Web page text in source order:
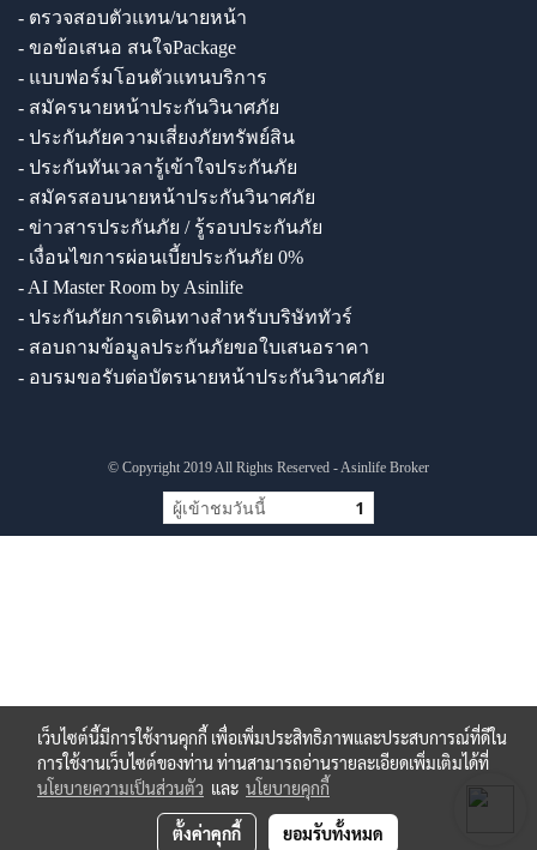
- ตรวจสอบตัวแทน/นายหน้า
- ขอข้อเสนอ สนใจPackage
- แบบฟอร์มโอนตัวแทนบริการ
- สมัครนายหน้าประกันวินาศภัย
- ประกันภัยความเสี่ยงภัยทรัพย์สิน
- ประกันทันเวลารู้เข้าใจประกันภัย
- สมัครสอบนายหน้าประกันวินาศภัย
- ข่าวสารประกันภัย / รู้รอบประกันภัย
- เงื่อนไขการผ่อนเบี้ยประกันภัย 0%
- AI Master Room by Asinlife
- ประกันภัยการเดินทางสำหรับบริษัททัวร์
- สอบถามข้อมูลประกันภัยขอใบเสนอราคา
- อบรมขอรับต่อบัตรนายหน้าประกันวินาศภัย
© Copyright 2019 All Rights Reserved - Asinlife Broker
ผู้เข้าชมวันนี้ 1
เว็บไซต์นี้มีการใช้งานคุกกี้ เพื่อเพิ่มประสิทธิภาพและประสบการณ์ที่ดีใน
การใช้งานเว็บไซต์ของท่าน ท่านสามารถอ่านรายละเอียดเพิ่มเติมได้ที่
นโยบายความเป็นส่วนตัว และ นโยบายคุกกี้
ตั้งค่าคุกกี้ ยอมรับทั้งหมด